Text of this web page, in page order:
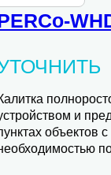
и
объектов